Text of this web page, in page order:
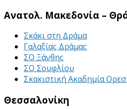
Ανατολ. Μακεδονία –
Σκάκι στη Δράμα
Γαλαξίας Δράμας
ΣΟ Ξάνθης
ΣΟ Σουφλίου
Σκακιστική Ακαδημία
Θεσσαλονίκη